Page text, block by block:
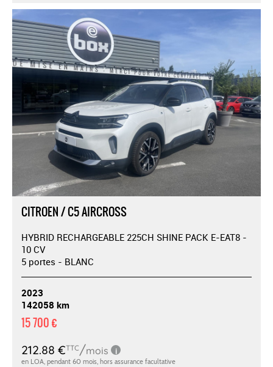
CITROEN / C5 AIRCROSS
HYBRID RECHARGEABLE 225CH SHINE PACK E-EAT8 -
10 CV
5 portes - BLANC
2023
142058 km
15 700 €